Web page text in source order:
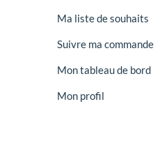
Ma liste de souhaits
Suivre ma commande
Mon tableau de bord
Mon profil